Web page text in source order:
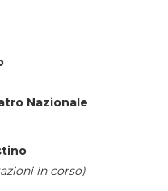
Nazionale
in corso)